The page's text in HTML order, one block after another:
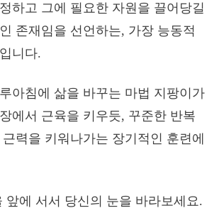
하고 그에 필요한 자원을 끌어당길
존재임을 선언하는, 가장 능동적
니다.
아침에 삶을 바꾸는 마법 지팡이가
에서 근육을 키우듯, 꾸준한 반복
력을 키워나가는 장기적인 훈련에
앞에 서서 당신의 눈을 바라보세요.